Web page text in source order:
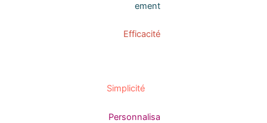
ement
Efficacité
Simplicité
Personnalisa